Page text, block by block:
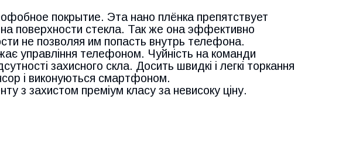
покрытие. Эта нано плёнка препятствует
поверхности стекла. Так же она эффективно
не позволяя им попасть внутрь телефона.
управління телефоном. Чуйність на команди
захисного скла. Досить швидкі і легкі торкання
і виконуються смартфоном.
з захистом преміум класу за невисоку ціну.